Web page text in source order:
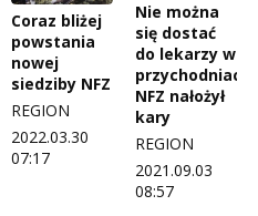
Coraz bliżej
powstania
nowej
siedziby NFZ
REGION
2022.03.30
07:17
Nie można
się dostać
do lekarzy w
przychodniach.
NFZ nałożył
kary
REGION
2021.09.03
08:57